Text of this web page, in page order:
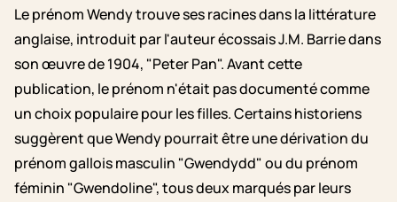
Le prénom Wendy trouve ses racines dans la littérature
anglaise, introduit par l'auteur écossais J.M. Barrie dans
son œuvre de 1904, "Peter Pan". Avant cette
publication, le prénom n'était pas documenté comme
un choix populaire pour les filles. Certains historiens
suggèrent que Wendy pourrait être une dérivation du
prénom gallois masculin "Gwendydd" ou du prénom
féminin "Gwendoline", tous deux marqués par leurs